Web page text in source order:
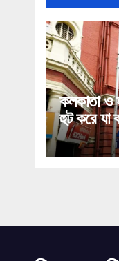
কলকাতা ও
হুট করে যা
রাজ্য!